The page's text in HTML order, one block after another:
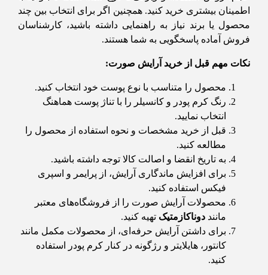
اطمینان بیشتری خرید کنید. همچنین اگر برای انتخاب بین چند
محصول یا برند نیاز به راهنمایی داشته باشید، کارشناسان
فروش آماده پاسخگویی به شما هستند.
نکات مهم قبل از خرید آرایش صورت:
محصول را متناسب با نوع پوست خود انتخاب کنید.
رنگ کرم پودر و کانسیلر را با تناژ پوست هماهنگ
انتخاب نمایید.
قبل از خرید مشخصات و نحوه استفاده از محصول را
مطالعه کنید.
به تاریخ انقضا و اصالت کالا توجه داشته باشید.
برای افزایش ماندگاری آرایش، از پرایمر و اسپری
فیکس استفاده کنید.
محصولات آرایش صورت را از فروشگاه‌های معتبر
مانند دوناکازمتیک تهیه کنید.
برای داشتن آرایش حرفه‌ای، از محصولات مکمل مانند
کانتور، هایلایتر و رژگونه در کنار کرم پودر استفاده
کنید.